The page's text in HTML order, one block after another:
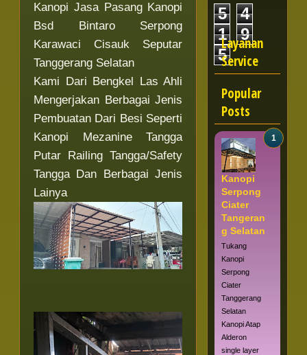
Kanopi Jasa Pasang Kanopi
Bsd Bintaro Serpong
Karawaci Cisauk Seputar
Tanggerang Selatan
Kami Dari Bengkel Las Ahli
Mengerjakan Berbagai Jenis
Pembuatan Dari Besi Seperti
Kanopi Mezanine Tangga
Putar Railing Tangga/Safety
Tangga Dan Berbagai Jenis
Lainya
5
4
1
9
5
Layanan
Service
Popular
Posts
Kanopi
Serpong
Ciater
Tangeran
g Selatan
Tukang
Kanopi
Serpong
Ciater
Tanggerang
Selatan
Kanopi Atap
Alderon
single layer